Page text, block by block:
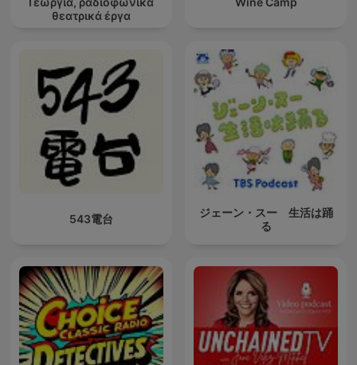
θεατρικά έργα
543電台
ジェーン・スー 生活は踊
る